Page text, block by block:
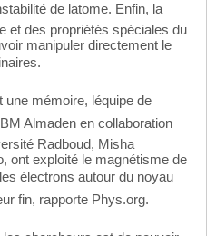
de latome. Enfin, la
et des propriétés spéciales du
manipuler directement le
une mémoire, léquipe de
Almaden en collaboration
Radboud, Misha
ont exploité le magnétisme de
électrons autour du noyau
fin, rapporte Phys.org.